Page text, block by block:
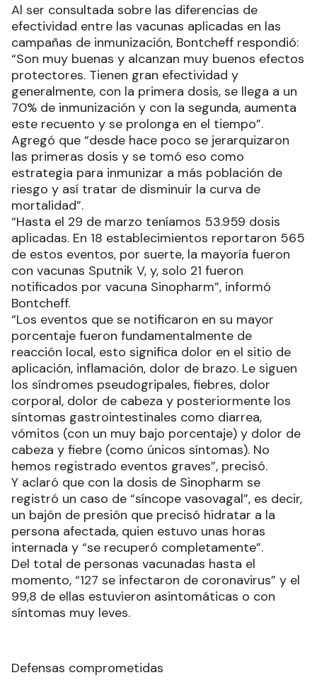
Al ser consultada sobre las diferencias de
efectividad entre las vacunas aplicadas en las
campañas de inmunización, Bontcheff respondió:
“Son muy buenas y alcanzan muy buenos efectos
protectores. Tienen gran efectividad y
generalmente, con la primera dosis, se llega a un
70% de inmunización y con la segunda, aumenta
este recuento y se prolonga en el tiempo”.
Agregó que “desde hace poco se jerarquizaron
las primeras dosis y se tomó eso como
estrategia para inmunizar a más población de
riesgo y así tratar de disminuir la curva de
mortalidad”.
“Hasta el 29 de marzo teníamos 53.959 dosis
aplicadas. En 18 establecimientos reportaron 565
de estos eventos, por suerte, la mayoría fueron
con vacunas Sputnik V, y, solo 21 fueron
notificados por vacuna Sinopharm”, informó
Bontcheff.
“Los eventos que se notificaron en su mayor
porcentaje fueron fundamentalmente de
reacción local, esto significa dolor en el sitio de
aplicación, inflamación, dolor de brazo. Le siguen
los síndromes pseudogripales, fiebres, dolor
corporal, dolor de cabeza y posteriormente los
síntomas gastrointestinales como diarrea,
vómitos (con un muy bajo porcentaje) y dolor de
cabeza y fiebre (como únicos síntomas). No
hemos registrado eventos graves”, precisó.
Y aclaró que con la dosis de Sinopharm se
registró un caso de “síncope vasovagal”, es decir,
un bajón de presión que precisó hidratar a la
persona afectada, quien estuvo unas horas
internada y “se recuperó completamente”.
Del total de personas vacunadas hasta el
momento, “127 se infectaron de coronavirus” y el
99,8 de ellas estuvieron asintomáticas o con
síntomas muy leves.
Defensas comprometidas